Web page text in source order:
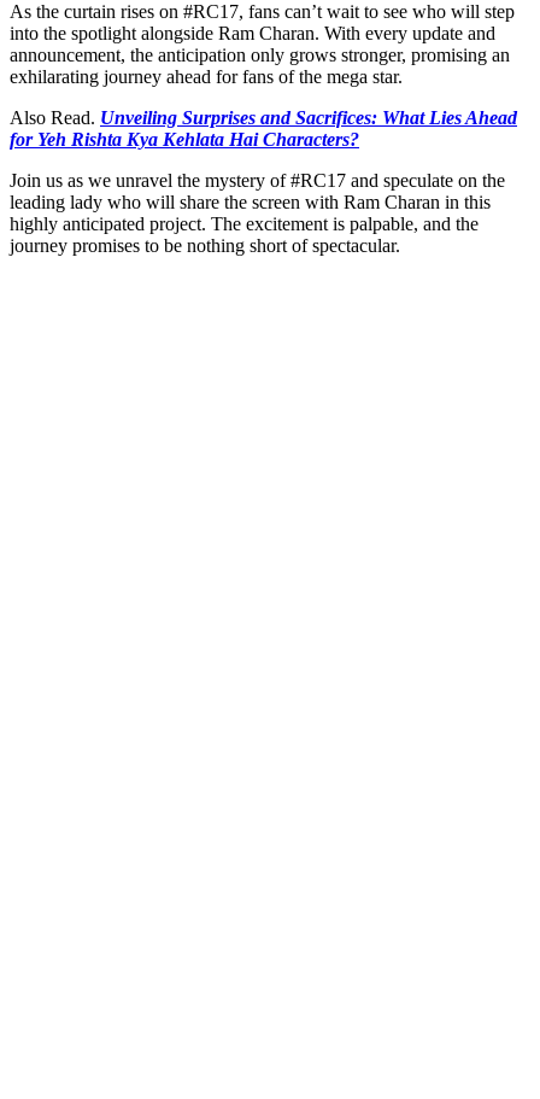
As the curtain rises on #RC17, fans can’t wait to see who will step
into the spotlight alongside Ram Charan. With every update and
announcement, the anticipation only grows stronger, promising an
exhilarating journey ahead for fans of the mega star.
Also Read. Unveiling Surprises and Sacrifices: What Lies Ahead
for Yeh Rishta Kya Kehlata Hai Characters?
Join us as we unravel the mystery of #RC17 and speculate on the
leading lady who will share the screen with Ram Charan in this
highly anticipated project. The excitement is palpable, and the
journey promises to be nothing short of spectacular.